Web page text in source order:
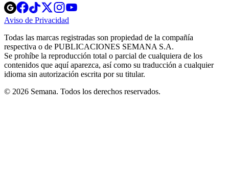
Opens
in
new
Opens
in
new
Opens
in
new
window
Opens
new
windowwindow
Aviso de Privacidad
new
window
Todas las marcas registradas son propiedad de la compañía
respectiva o de PUBLICACIONES SEMANA S.A.
Se prohíbe la reproducción total o parcial de cualquiera de los
contenidos que aquí aparezca, así como su traducción a cualquier
idioma sin autorización escrita por su titular.
© 2026 Semana. Todos los derechos reservados.